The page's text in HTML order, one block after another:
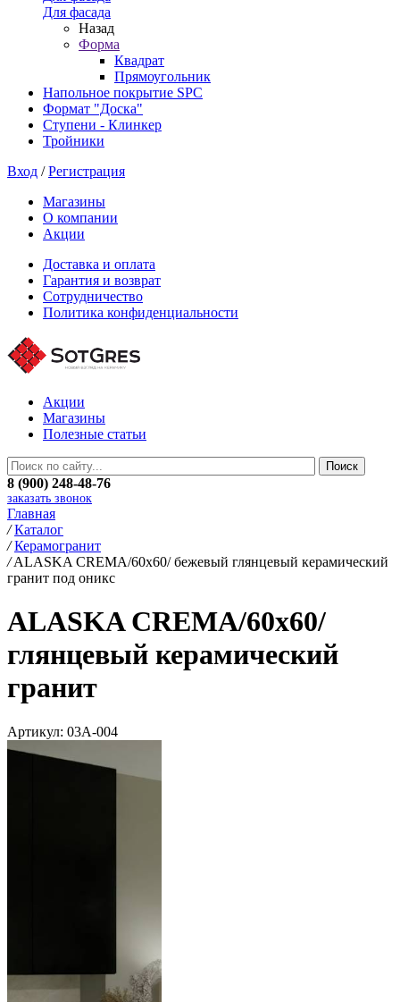
Для фасада
Назад
Форма
Квадрат
Прямоугольник
Напольное покрытие SPC
Формат "Доска"
Ступени - Клинкер
Тройники
Вход /Регистрация
Магазины
О компании
Акции
Доставка и оплата
Гарантия и возврат
Сотрудничество
Политика конфиденциальности
Акции
Магазины
Полезные статьи
8 (900) 248-48-76
заказать звонок
Главная
/ Каталог
/ Керамогранит
/ ALASKA CREMA/60х60/ бежевый глянцевый керамический
гранит под оникс
ALASKA CREMA/60х60/
глянцевый керамический
гранит
Артикул: 03А-004